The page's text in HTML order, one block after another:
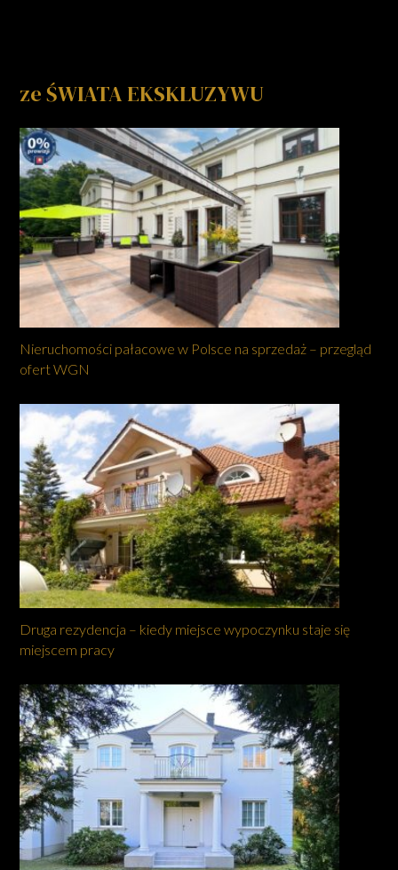
ze ŚWIATA EKSKLUZYWU
Nieruchomości pałacowe w Polsce na sprzedaż – przegląd
ofert WGN
Druga rezydencja – kiedy miejsce wypoczynku staje się
miejscem pracy